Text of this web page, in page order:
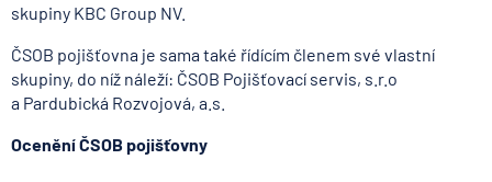
skupiny KBC Group NV.
ČSOB pojišťovna je sama také řídícím členem své vlastní
skupiny, do níž náleží: ČSOB Pojišťovací servis, s.r.o
a Pardubická Rozvojová, a.s.
Ocenění ČSOB pojišťovny